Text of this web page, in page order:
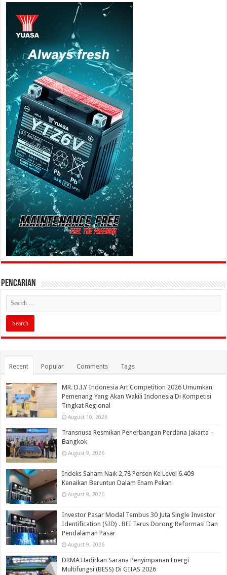
PENCARIAN
Recent Popular Comments Tags
MR. D.I.Y Indonesia Art Competition 2026 Umumkan
Pemenang Yang Akan Wakili Indonesia Di Kompetisi
Tingkat Regional
August 10, 2026
Transnusa Resmikan Penerbangan Perdana Jakarta –
Bangkok
August 9, 2026
Indeks Saham Naik 2,78 Persen Ke Level 6.409
Kenaikan Beruntun Dalam Enam Pekan
August 9, 2026
Investor Pasar Modal Tembus 30 Juta Single Investor
Identification (SID) . BEI Terus Dorong Reformasi Dan
Pendalaman Pasar
August 9, 2026
DRMA Hadirkan Sarana Penyimpanan Energi
Multifungsi (BESS) Di GIIAS 2026